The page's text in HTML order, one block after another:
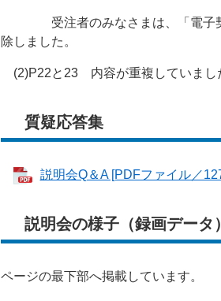
受注者のみなさまは、「電子契約
除しました。
(2)P22と23 内容が重複していまし
質疑応答集
説明会Q＆A [PDFファイル／
説明会の様子（録画データ）
ページの最下部へ掲載しています。